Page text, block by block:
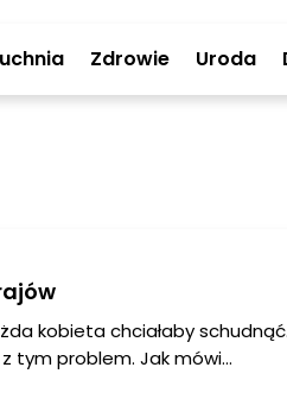
Zdrowie Uroda
kobieta chciałaby
tym problem. Jak mówi